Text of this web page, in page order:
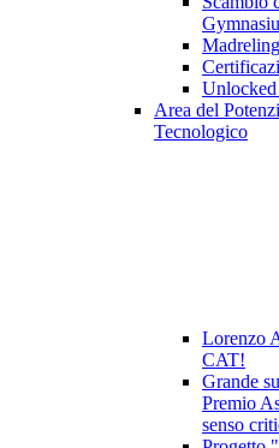
Area del
Tecnologico
Lorenzo
CAT!
Grande
Premio
senso